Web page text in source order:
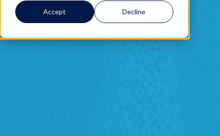
Accept Decline